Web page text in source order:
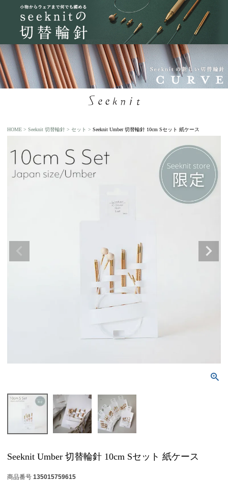
HOME Seeknit 切替輪針 セット Seeknit Umber 切替輪針 10cm Sセット 紙ケース
Seeknit Umber 切替輪針 10cm Sセット 紙ケース
商品番号 135015759615